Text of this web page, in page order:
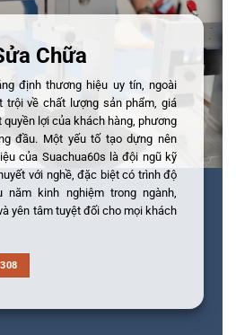
Chữa
định thương hiệu uy tín, ngoài
trội về chất lượng sản phẩm, giá
lợi của khách hàng, phương
đầu. Một yếu tố tạo dựng nên
của Suachua60s là đội ngũ kỹ
với nghề, đặc biệt có trình độ
năm kinh nghiệm trong ngành,
yên tâm tuyệt đối cho mọi khách